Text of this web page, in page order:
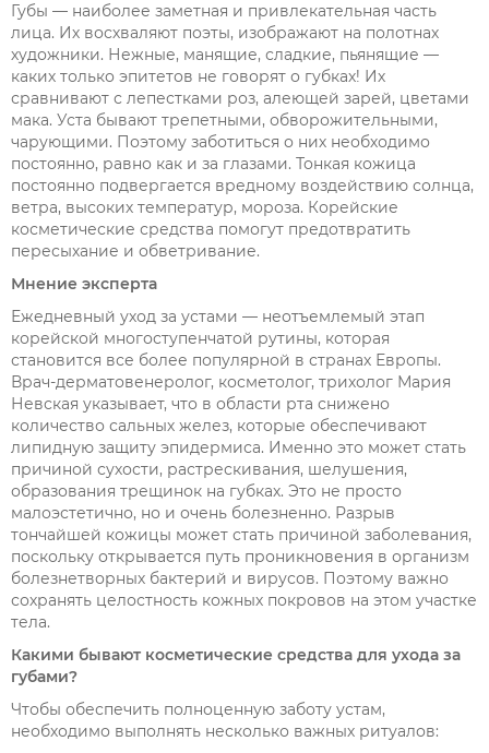
Губы — наиболее заметная и привлекательная часть
лица. Их восхваляют поэты, изображают на полотнах
художники. Нежные, манящие, сладкие, пьянящие —
каких только эпитетов не говорят о губках! Их
сравнивают с лепестками роз, алеющей зарей, цветами
мака. Уста бывают трепетными, обворожительными,
чарующими. Поэтому заботиться о них необходимо
постоянно, равно как и за глазами. Тонкая кожица
постоянно подвергается вредному воздействию солнца,
ветра, высоких температур, мороза. Корейские
косметические средства помогут предотвратить
пересыхание и обветривание.
Мнение эксперта
Ежедневный уход за устами — неотъемлемый этап
корейской многоступенчатой рутины, которая
становится все более популярной в странах Европы.
Врач-дерматовенеролог, косметолог, трихолог Мария
Невская указывает, что в области рта снижено
количество сальных желез, которые обеспечивают
липидную защиту эпидермиса. Именно это может стать
причиной сухости, растрескивания, шелушения,
образования трещинок на губках. Это не просто
малоэстетично, но и очень болезненно. Разрыв
тончайшей кожицы может стать причиной заболевания,
поскольку открывается путь проникновения в организм
болезнетворных бактерий и вирусов. Поэтому важно
сохранять целостность кожных покровов на этом участке
тела.
Какими бывают косметические средства для ухода за
губами?
Чтобы обеспечить полноценную заботу устам,
необходимо выполнять несколько важных ритуалов: